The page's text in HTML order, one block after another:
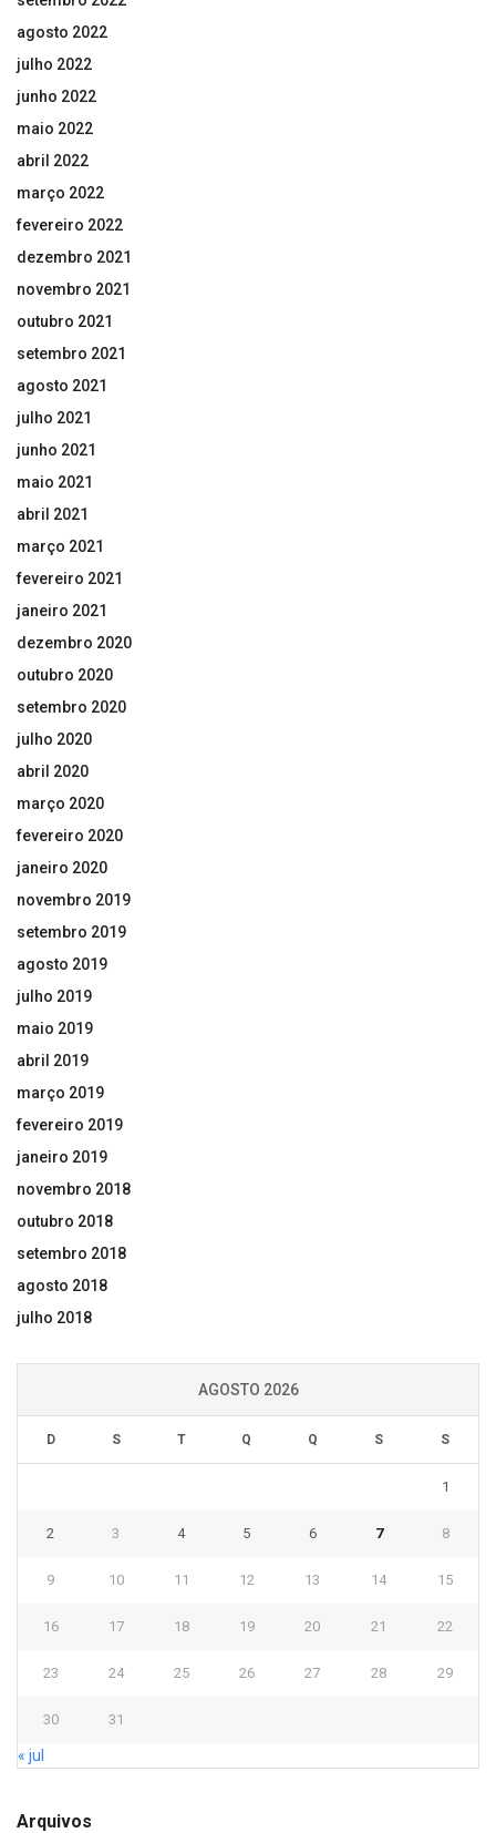
agosto 2022
julho 2022
junho 2022
maio 2022
abril 2022
março 2022
fevereiro 2022
dezembro 2021
novembro 2021
outubro 2021
setembro 2021
agosto 2021
julho 2021
junho 2021
maio 2021
abril 2021
março 2021
fevereiro 2021
janeiro 2021
dezembro 2020
outubro 2020
setembro 2020
julho 2020
abril 2020
março 2020
fevereiro 2020
janeiro 2020
novembro 2019
setembro 2019
agosto 2019
julho 2019
maio 2019
abril 2019
março 2019
fevereiro 2019
janeiro 2019
novembro 2018
outubro 2018
setembro 2018
agosto 2018
julho 2018
AGOSTO 2026
D S T Q Q S S
1
2 3 4 5 6 7 8
9 10 11 12 13 14 15
16 17 18 19 20 21 22
23 24 25 26 27 28 29
30 31
« jul
Arquivos